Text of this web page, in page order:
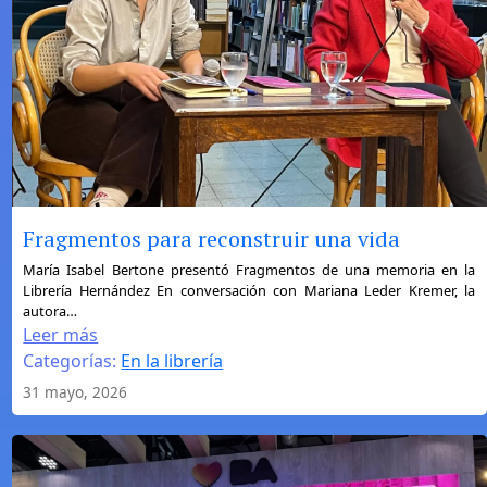
Fragmentos para reconstruir una vida
María Isabel Bertone presentó Fragmentos de una memoria en la
Librería Hernández En conversación con Mariana Leder Kremer, la
autora…
Leer más
:
Fragmentos
para
reconstruir
vida
Categorías: En la librería
31 mayo, 2026